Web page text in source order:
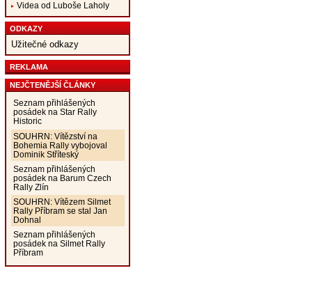
Videa od Luboše Laholy
ODKAZY
Užitečné odkazy
REKLAMA
NEJČTENĚJŠÍ ČLÁNKY
Seznam přihlášených
posádek na Star Rally
Historic
SOUHRN: Vítězství na
Bohemia Rally vybojoval
Dominik Stříteský
Seznam přihlášených
posádek na Barum Czech
Rally Zlín
SOUHRN: Vítězem Silmet
Rally Příbram se stal Jan
Dohnal
Seznam přihlášených
posádek na Silmet Rally
Příbram